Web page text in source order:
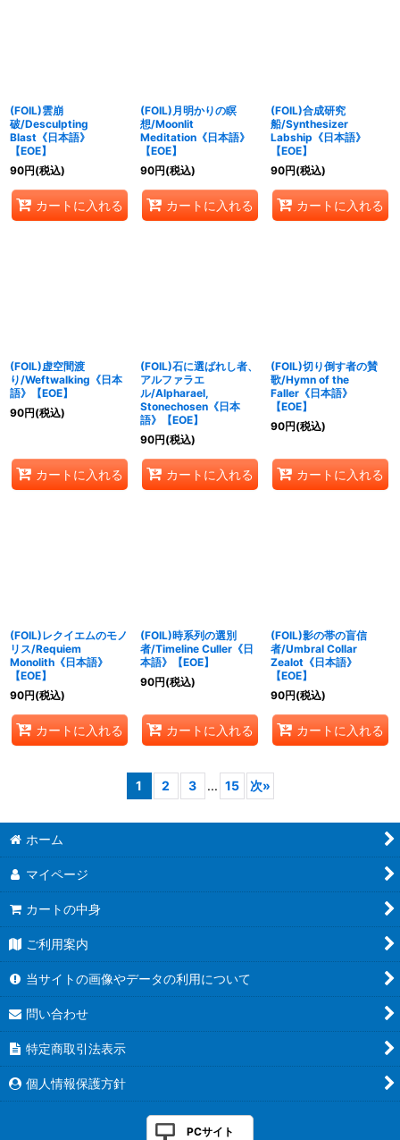
(FOIL)雲崩
破/Desculpting
Blast《日本語》
【EOE】
90円(税込)
カートに入れる
(FOIL)月明かりの瞑
想/Moonlit
Meditation《日本語》
【EOE】
90円(税込)
カートに入れる
(FOIL)合成研究
船/Synthesizer
Labship《日本語》
【EOE】
90円(税込)
カートに入れる
(FOIL)虚空間渡
り/Weftwalking《日本
語》【EOE】
90円(税込)
カートに入れる
(FOIL)石に選ばれし者、
アルファラエ
ル/Alpharael,
Stonechosen《日本
語》【EOE】
90円(税込)
カートに入れる
(FOIL)切り倒す者の賛
歌/Hymn of the
Faller《日本語》
【EOE】
90円(税込)
カートに入れる
(FOIL)レクイエムのモノ
リス/Requiem
Monolith《日本語》
【EOE】
90円(税込)
カートに入れる
(FOIL)時系列の選別
者/Timeline Culler《日
本語》【EOE】
90円(税込)
カートに入れる
(FOIL)影の帯の盲信
者/Umbral Collar
Zealot《日本語》
【EOE】
90円(税込)
カートに入れる
1 2 3 ... 15 次»
ホーム
マイページ
カートの中身
ご利用案内
当サイトの画像やデータの利用について
問い合わせ
特定商取引法表示
個人情報保護方針
PCサイト